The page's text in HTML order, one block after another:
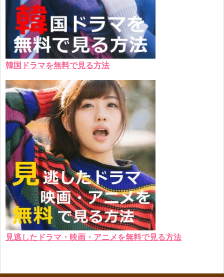
韓国ドラマを無料で見る方法
見逃したドラマ・映画・アニメを無料で見る方法